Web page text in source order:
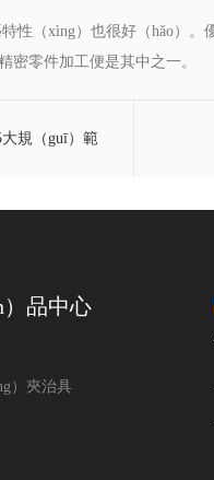
性（xìng）也很好（hǎo）
密零件加工便是其中之一。
規（guī）範
）品中心
）夾治具